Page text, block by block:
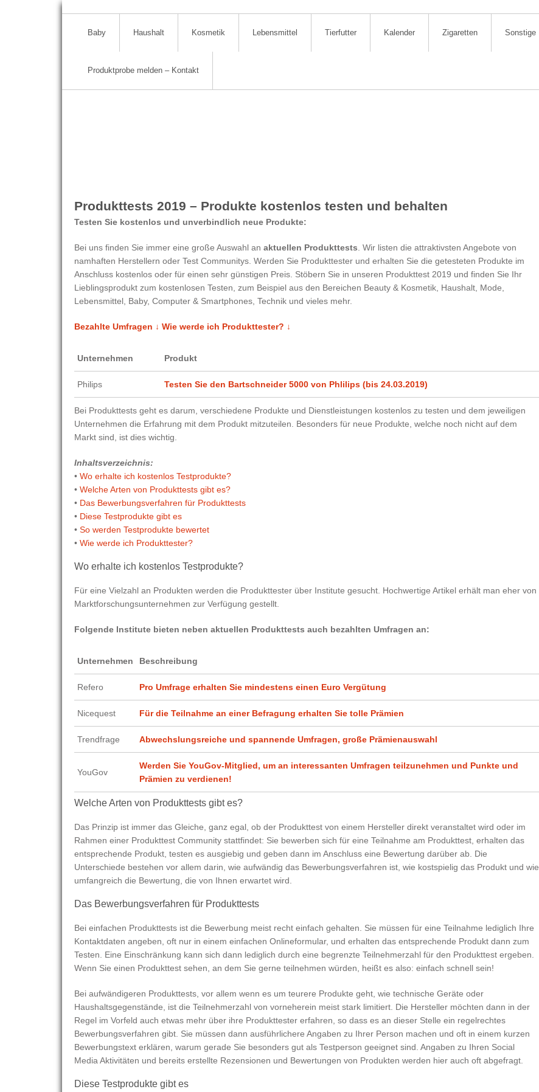
Baby Haushalt Kosmetik Lebensmittel Tierfutter Kalender Zigaretten Sonstige
Produktprobe melden – Kontakt
Produkttests 2019 – Produkte kostenlos testen und behalten
Testen Sie kostenlos und unverbindlich neue Produkte:
Bei uns finden Sie immer eine große Auswahl an aktuellen Produkttests . Wir listen die attraktivsten Angebote von
namhaften Herstellern oder Test Communitys. Werden Sie Produkttester und erhalten Sie die getesteten Produkte im
Anschluss kostenlos oder für einen sehr günstigen Preis. Stöbern Sie in unseren Produkttest 2019 und finden Sie Ihr
Lieblingsprodukt zum kostenlosen Testen, zum Beispiel aus den Bereichen Beauty & Kosmetik, Haushalt, Mode,
Lebensmittel, Baby, Computer & Smartphones, Technik und vieles mehr.
Bezahlte Umfragen ↓ Wie werde ich Produkttester? ↓
Unternehmen Produkt
Philips Testen Sie den Bartschneider 5000 von Phlilips (bis 24.03.2019)
Bei Produkttests geht es darum, verschiedene Produkte und Dienstleistungen kostenlos zu testen und dem jeweiligen
Unternehmen die Erfahrung mit dem Produkt mitzuteilen. Besonders für neue Produkte, welche noch nicht auf dem
Markt sind, ist dies wichtig.
Inhaltsverzeichnis:
• Wo erhalte ich kostenlos Testprodukte?
• Welche Arten von Produkttests gibt es?
• Das Bewerbungsverfahren für Produkttests
• Diese Testprodukte gibt es
• So werden Testprodukte bewertet
• Wie werde ich Produkttester?
Wo erhalte ich kostenlos Testprodukte?
Für eine Vielzahl an Produkten werden die Produkttester über Institute gesucht. Hochwertige Artikel erhält man eher von
Marktforschungsunternehmen zur Verfügung gestellt.
Folgende Institute bieten neben aktuellen Produkttests auch bezahlten Umfragen an:
Unternehmen Beschreibung
Refero Pro Umfrage erhalten Sie mindestens einen Euro Vergütung
Nicequest Für die Teilnahme an einer Befragung erhalten Sie tolle Prämien
Trendfrage Abwechslungsreiche und spannende Umfragen, große Prämienauswahl
YouGov
Werden Sie YouGov-Mitglied, um an interessanten Umfragen teilzunehmen und Punkte und
Prämien zu verdienen!
Welche Arten von Produkttests gibt es?
Das Prinzip ist immer das Gleiche, ganz egal, ob der Produkttest von einem Hersteller direkt veranstaltet wird oder im
Rahmen einer Produkttest Community stattfindet: Sie bewerben sich für eine Teilnahme am Produkttest, erhalten das
entsprechende Produkt, testen es ausgiebig und geben dann im Anschluss eine Bewertung darüber ab. Die
Unterschiede bestehen vor allem darin, wie aufwändig das Bewerbungsverfahren ist, wie kostspielig das Produkt und wie
umfangreich die Bewertung, die von Ihnen erwartet wird.
Das Bewerbungsverfahren für Produkttests
Bei einfachen Produkttests ist die Bewerbung meist recht einfach gehalten. Sie müssen für eine Teilnahme lediglich Ihre
Kontaktdaten angeben, oft nur in einem einfachen Onlineformular, und erhalten das entsprechende Produkt dann zum
Testen. Eine Einschränkung kann sich dann lediglich durch eine begrenzte Teilnehmerzahl für den Produkttest ergeben.
Wenn Sie einen Produkttest sehen, an dem Sie gerne teilnehmen würden, heißt es also: einfach schnell sein!
Bei aufwändigeren Produkttests, vor allem wenn es um teurere Produkte geht, wie technische Geräte oder
Haushaltsgegenstände, ist die Teilnehmerzahl von vorneherein meist stark limitiert. Die Hersteller möchten dann in der
Regel im Vorfeld auch etwas mehr über ihre Produkttester erfahren, so dass es an dieser Stelle ein regelrechtes
Bewerbungsverfahren gibt. Sie müssen dann ausführlichere Angaben zu Ihrer Person machen und oft in einem kurzen
Bewerbungstext erklären, warum gerade Sie besonders gut als Testperson geeignet sind. Angaben zu Ihren Social
Media Aktivitäten und bereits erstellte Rezensionen und Bewertungen von Produkten werden hier auch oft abgefragt.
Diese Testprodukte gibt es